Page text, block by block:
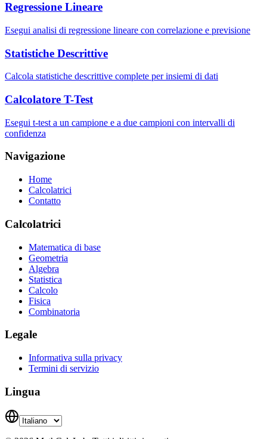
Regressione Lineare
Esegui analisi di regressione lineare con correlazione e previsione
Statistiche Descrittive
Calcola statistiche descrittive complete per insiemi di dati
Calcolatore T-Test
Esegui t-test a un campione e a due campioni con intervalli di
confidenza
Navigazione
Home
Calcolatrici
Contatto
Calcolatrici
Matematica di base
Geometria
Algebra
Statistica
Calcolo
Fisica
Combinatoria
Legale
Informativa sulla privacy
Termini di servizio
Lingua